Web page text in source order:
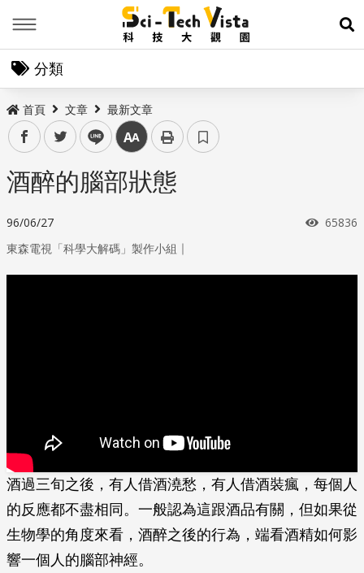
展
分類
首頁 文章 最新文章
facebooktwitter line 中
酒醉的腦部狀態
96/06/27 瀏覽次
65836
東森電視「科學大解碼」製作小組 ｜
酒過三旬之後，有人借酒澆愁，有人借酒裝瘋，每個人
的反應都不盡相同。一般認為這跟酒品有關，但如果從
生物學的角度來看，酒醉之後的行為，端看酒精如何影
響一個人的腦部神經。